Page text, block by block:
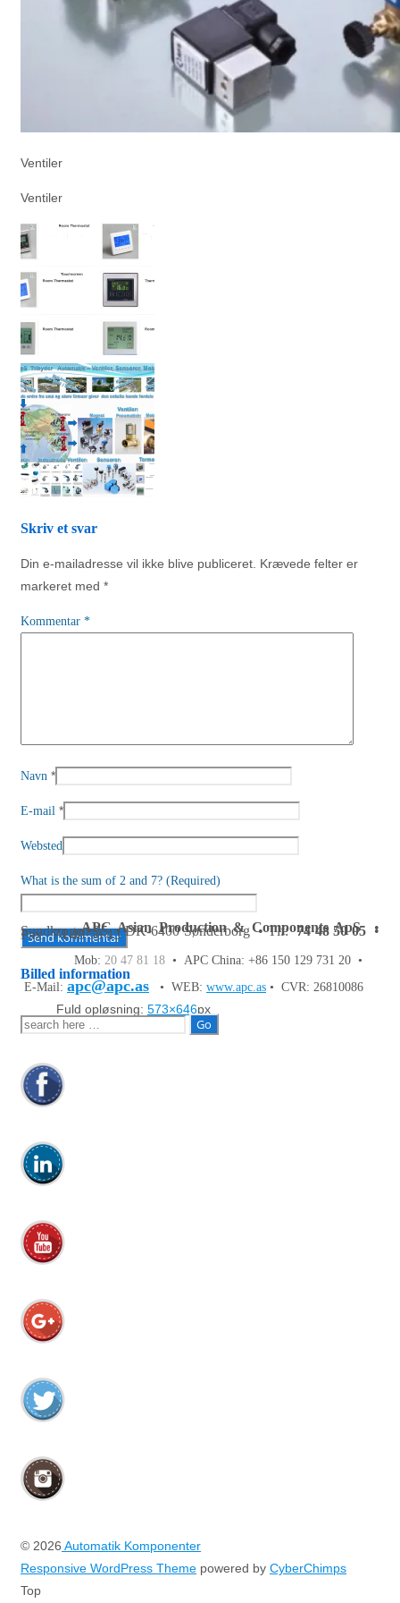
Ventiler
Ventiler
Skriv et svar
Din e-mailadresse vil ikke blive publiceret. Krævede felter er
markeret med *
Kommentar *
Navn *
E-mail *
Websted
What is the sum of 2 and 7? (Required)
Billed information
Fuld opløsning: 573×646px
APC Asian Production & Components ApS•
Sundkrogen 35 • DK-6400 Sønderborg • Tlf:74 48 50 05•
Fax: 74 48 50 45
Mob: 20 47 81 18 • APC China: +86 150 129 731 20 •
E-Mail: apc@apc.as • WEB: www.apc.as • CVR: 26810086
Søg
© 2026 Automatik Komponenter
Responsive WordPress Theme powered by CyberChimps
Top